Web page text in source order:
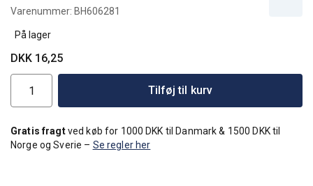
Varenummer: BH606281
På lager
DKK 16,25
Tilføj til kurv
Gratis fragtved køb for 1000 DKK til Danmark & 1500 DKK til
Norge og Sverie – Se regler her